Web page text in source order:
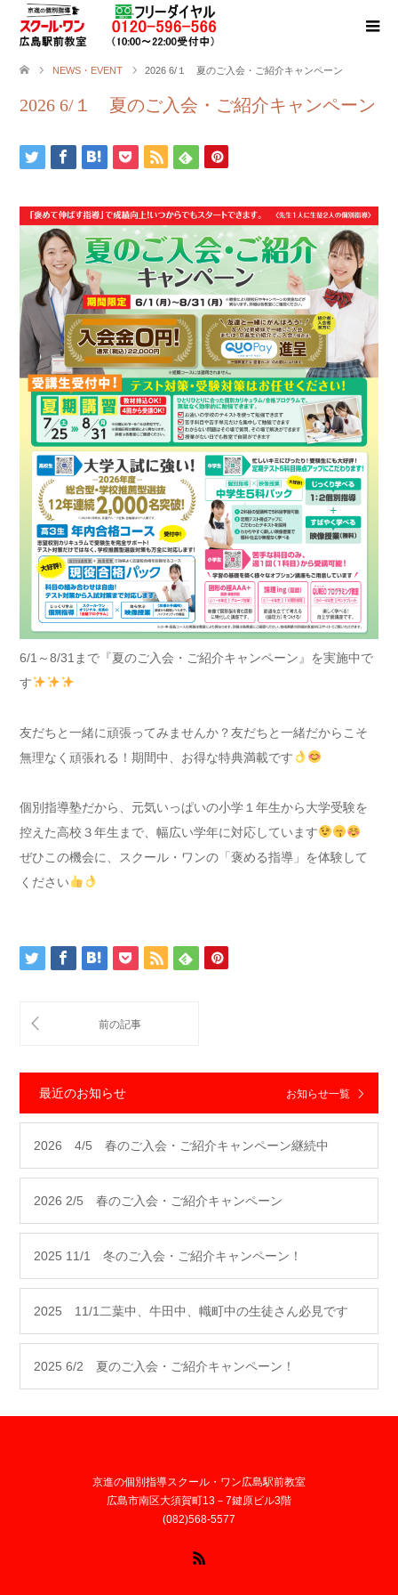
NEWS・EVENT 2026 6/１ 夏のご入会・ご紹介キャンペーン
2026 6/１ 夏のご入会・ご紹介キャンペーン
6/1～8/31まで『夏のご入会・ご紹介キャンペーン』を実施中で
す
友だちと一緒に頑張ってみませんか？友だちと一緒だからこそ
無理なく頑張れる！期間中、お得な特典満載です
個別指導塾だから、元気いっぱいの小学１年生から大学受験を
控えた高校３年生まで、幅広い学年に対応しています
ぜひこの機会に、スクール・ワンの「褒める指導」を体験して
ください
最近のお知らせ お知らせ一覧
2026 4/5 春のご入会・ご紹介キャンペーン継続中
2026 2/5 春のご入会・ご紹介キャンペーン
2025 11/1 冬のご入会・ご紹介キャンペーン！
2025 11/1二葉中、牛田中、幟町中の生徒さん必見です
2025 6/2 夏のご入会・ご紹介キャンペーン！
京進の個別指導スクール・ワン広島駅前教室
広島市南区大須賀町13－7鍵原ビル3階
(082)568-5577